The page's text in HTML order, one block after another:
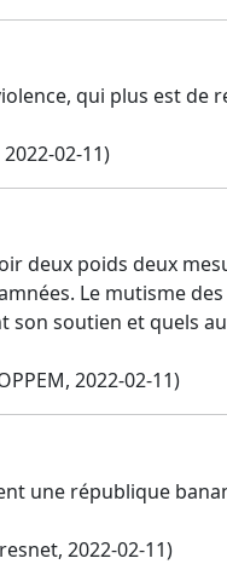
qui plus est de
02-11)
deux poids deux
Le mutisme
son soutien et quels
2022-02-11)
une république
2022-02-11)